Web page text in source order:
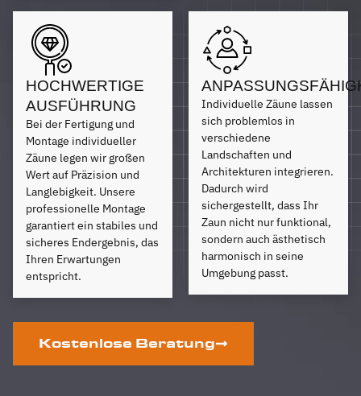
HOCHWERTIGE
AUSFÜHRUNG
Bei der Fertigung und
Montage individueller
Zäune legen wir großen
Wert auf Präzision und
Langlebigkeit. Unsere
professionelle Montage
garantiert ein stabiles und
sicheres Endergebnis, das
Ihren Erwartungen
entspricht.
Individuelle Zäune lassen
sich problemlos in
verschiedene
Landschaften und
Architekturen integrieren.
Dadurch wird
sichergestellt, dass Ihr
Zaun nicht nur funktional,
sondern auch ästhetisch
harmonisch in seine
Umgebung passt.
Kostenlose Beratung